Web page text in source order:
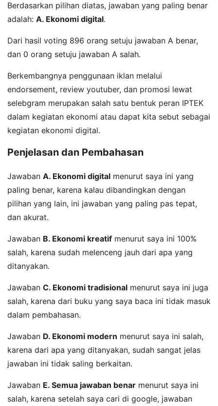
Berdasarkan pilihan diatas, jawaban yang paling benar
adalah: A. Ekonomi digital.
Dari hasil voting 896 orang setuju jawaban A benar,
dan 0 orang setuju jawaban A salah.
Berkembangnya penggunaan iklan melalui
endorsement, review youtuber, dan promosi lewat
selebgram merupakan salah satu bentuk peran IPTEK
dalam kegiatan ekonomi atau dapat kita sebut sebagai
kegiatan ekonomi digital.
Penjelasan dan Pembahasan
Jawaban A. Ekonomi digital menurut saya ini yang
paling benar, karena kalau dibandingkan dengan
pilihan yang lain, ini jawaban yang paling pas tepat,
dan akurat.
Jawaban B. Ekonomi kreatif menurut saya ini 100%
salah, karena sudah melenceng jauh dari apa yang
ditanyakan.
Jawaban C. Ekonomi tradisional menurut saya ini juga
salah, karena dari buku yang saya baca ini tidak masuk
dalam pembahasan.
Jawaban D. Ekonomi modern menurut saya ini salah,
karena dari apa yang ditanyakan, sudah sangat jelas
jawaban ini tidak saling berkaitan.
Jawaban E. Semua jawaban benar menurut saya ini
salah, karena setelah saya cari di google, jawaban